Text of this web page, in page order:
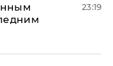
23:19